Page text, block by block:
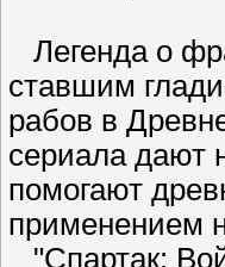
Легенда о
ставшим
рабов в
сериала дают
помогают
применением
"Спартак: